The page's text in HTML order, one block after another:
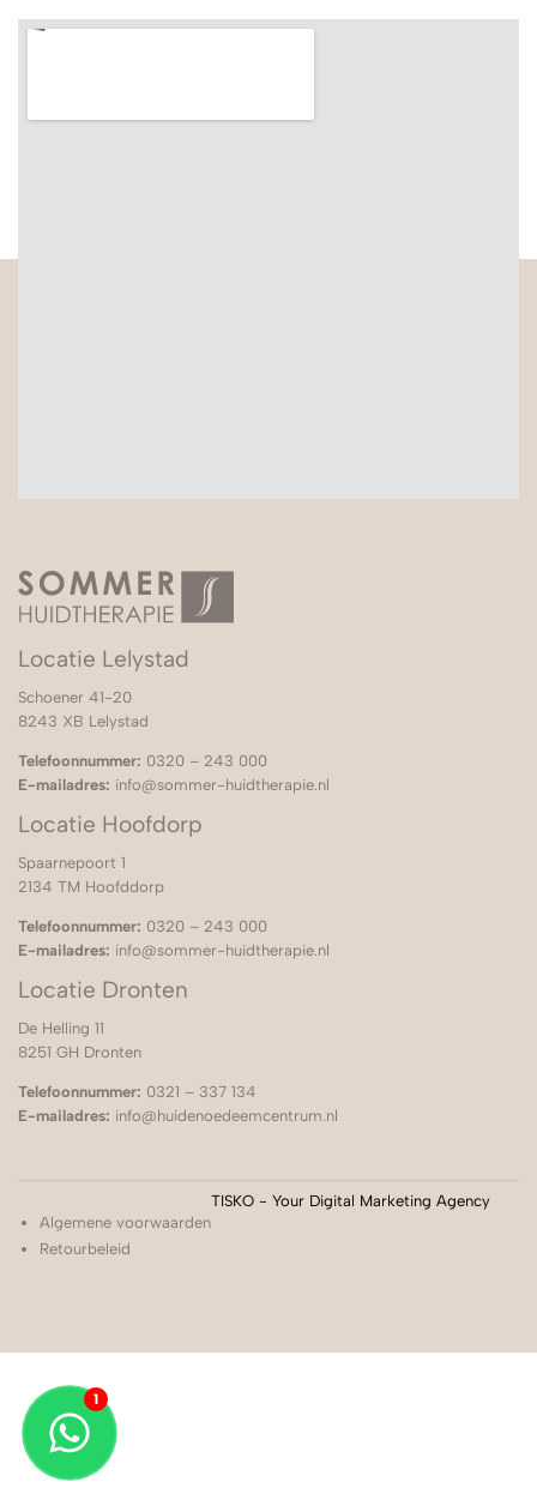
Locatie Lelystad
Schoener 41-20
8243 XB Lelystad
Telefoonnummer: 0320 – 243 000
E-mailadres: info@sommer-huidtherapie.nl
Locatie Hoofdorp
Spaarnepoort 1
2134 TM Hoofddorp
Telefoonnummer: 0320 – 243 000
E-mailadres: info@sommer-huidtherapie.nl
Locatie Dronten
De Helling 11
8251 GH Dronten
Telefoonnummer: 0321 – 337 134
E-mailadres: info@huidenoedeemcentrum.nl
Algemene voorwaarden
Retourbeleid
TISKO - Your Digital Marketing Agency